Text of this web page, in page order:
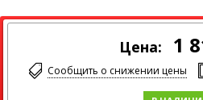
Цена: 1
Сообщить о снижении цены